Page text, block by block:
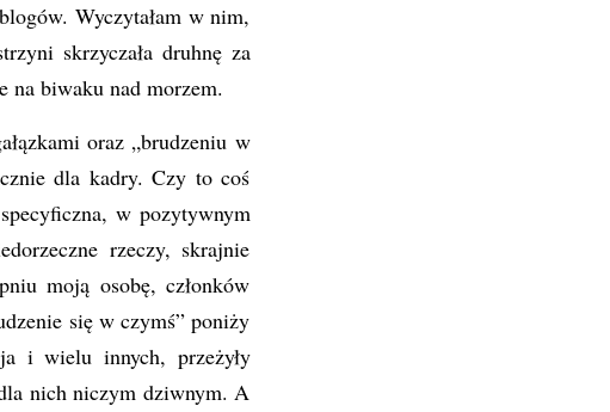
Wyczytałam w nim,
skrzyczała druhnę za
na biwaku nad morzem.
oraz „brudzeniu w
dla kadry. Czy to coś
w pozytywnym
rzeczy, skrajnie
moją osobę, członków
się w czymś” poniży
i wielu innych, przeżyły
nich niczym dziwnym. A